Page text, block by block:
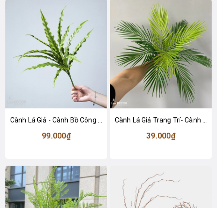
99.000₫ 39.000₫